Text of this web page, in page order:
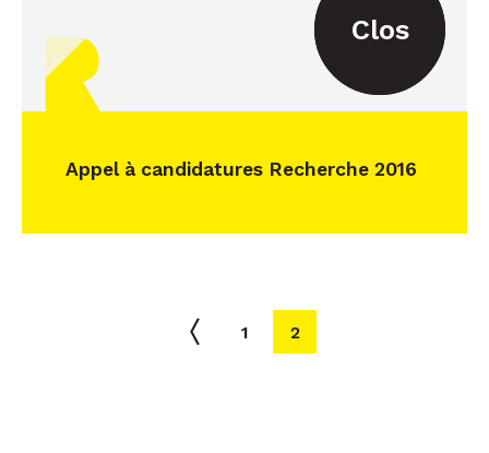
Clos
Appel à candidatures Recherche 2016
1 2